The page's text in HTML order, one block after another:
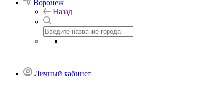
Воронеж
Назад
Личный кабинет